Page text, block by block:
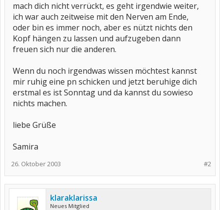
mach dich nicht verrückt, es geht irgendwie weiter,
ich war auch zeitweise mit den Nerven am Ende,
oder bin es immer noch, aber es nützt nichts den
Kopf hängen zu lassen und aufzugeben dann
freuen sich nur die anderen.
Wenn du noch irgendwas wissen möchtest kannst
mir ruhig eine pn schicken und jetzt beruhige dich
erstmal es ist Sonntag und da kannst du sowieso
nichts machen.
liebe Grüße
Samira
#2
26. Oktober 2003
klaraklarissa
Neues Mitglied